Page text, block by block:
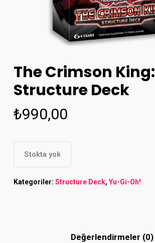
The Crimson King:
Structure Deck
₺990,00
Stokta yok
Kategoriler: Structure Deck, Yu-Gi-Oh!
Değerlendirmeler (0)